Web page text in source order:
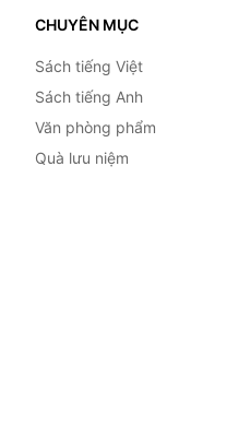
CHUYÊN MỤC
Sách tiếng Việt
Sách tiếng Anh
Văn phòng phẩm
Quà lưu niệm